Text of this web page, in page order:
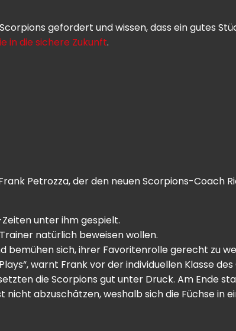
gefordert und wissen, dass ein gutes
in die sichere Zukunft.
Petrozza, der den neuen Scorpions-Coach
unter ihm gespielt.
natürlich beweisen wollen.
bemühen sich, ihrer Favoritenrolle gerecht zu
warnt Frank vor der individuellen Klasse des
die Scorpions gut unter Druck. Am Ende
nicht abzuschätzen, weshalb sich die Füchse in